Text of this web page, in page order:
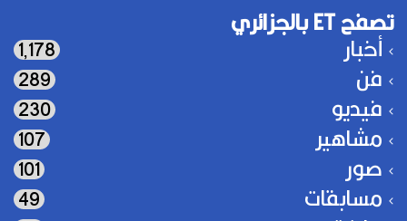
تصفح ET بالجزائري
أخبار 1٬178
فن 289
فيديو 230
مشاهير 107
صور 101
مسابقات 49